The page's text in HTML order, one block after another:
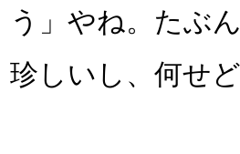
う」やね。たぶ
珍しいし、何せ